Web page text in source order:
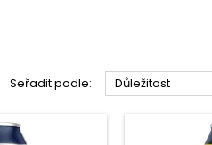
Seřadit podle: Důležitost